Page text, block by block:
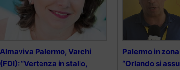
Almaviva Palermo, Varchi
(FDI): “Vertenza in stallo,
Palermo in
“Orlando si